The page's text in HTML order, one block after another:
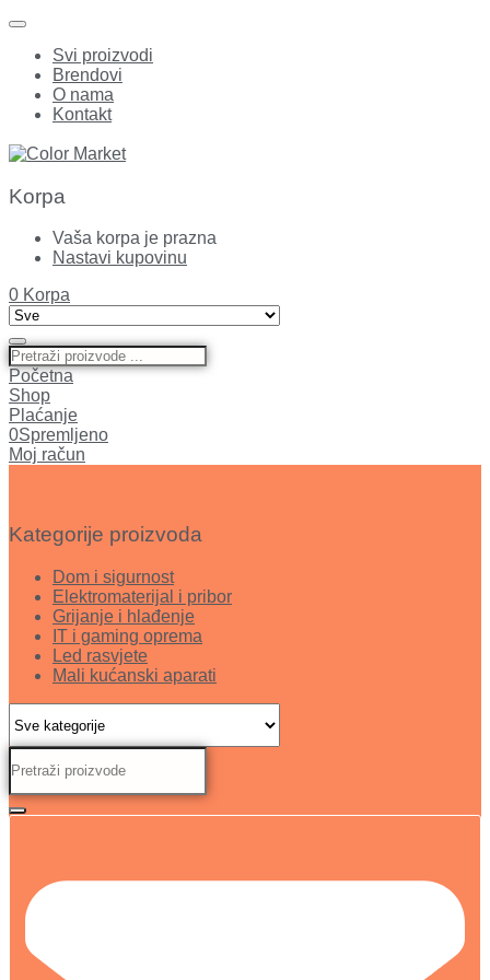
Svi proizvodi
Brendovi
O nama
Kontakt
Korpa
Vaša korpa je prazna
Nastavi kupovinu
0 Korpa
Početna
Shop
Plaćanje
0Spremljeno
Moj račun
Kategorije proizvoda
Dom i sigurnost
Elektromaterijal i pribor
Grijanje i hlađenje
IT i gaming oprema
Led rasvjete
Mali kućanski aparati